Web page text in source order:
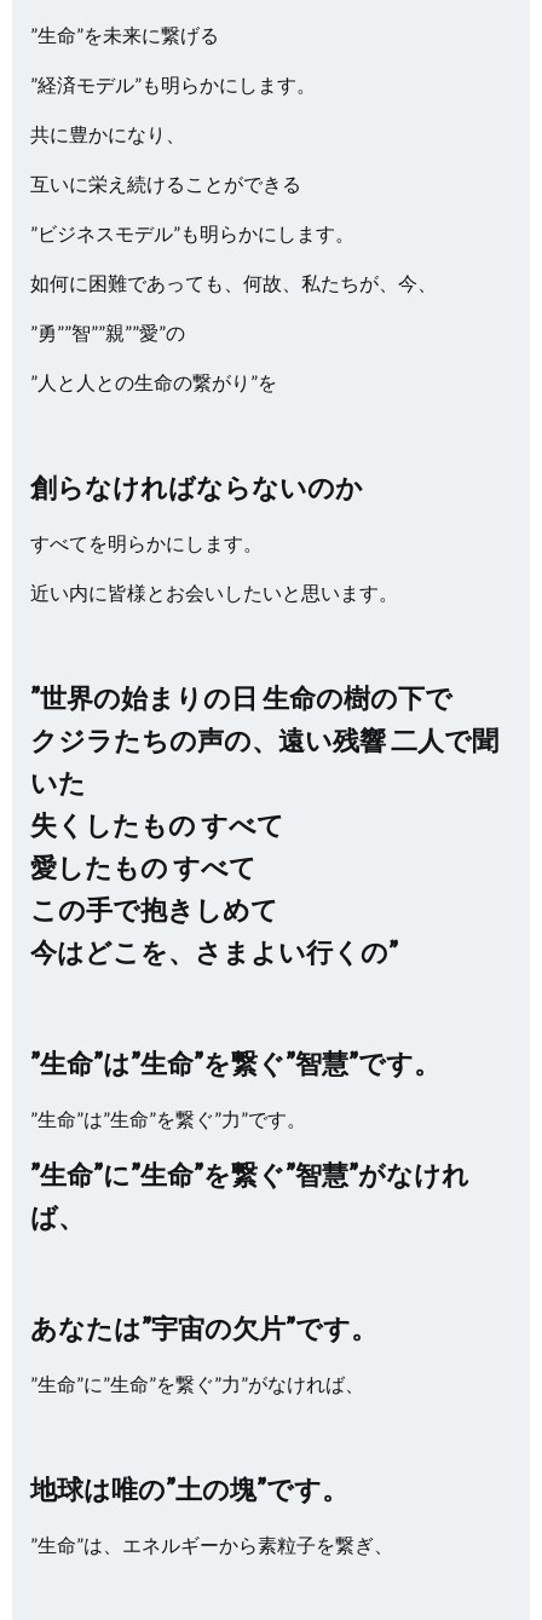
”生命”を未来に繋げる
”経済モデル”も明らかにします。
共に豊かになり、
互いに栄え続けることができる
”ビジネスモデル”も明らかにします。
如何に困難であっても、何故、私たちが、今、
”勇””智””親””愛”の
”人と人との生命の繋がり”を
創らなければならないのか
すべてを明らかにします。
近い内に皆様とお会いしたいと思います。
”世界の始まりの日 生命の樹の下で
クジラたちの声の、遠い残響 二人で聞
いた
失くしたもの すべて
愛したもの すべて
この手で抱きしめて
今はどこを、さまよい行くの”
”生命”は”生命”を繋ぐ”智慧”です。
”生命”は”生命”を繋ぐ”力”です。
”生命”に”生命”を繋ぐ”智慧”がなけれ
ば、
あなたは”宇宙の欠片”です。
”生命”に”生命”を繋ぐ”力”がなければ、
地球は唯の”土の塊”です。
”生命”は、エネルギーから素粒子を繋ぎ、